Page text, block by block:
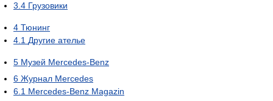
3.4 Грузовики
4 Тюнинг
4.1 Другие ателье
5 Музей Mercedes-Benz
6 Журнал Mercedes
6.1 Mercedes-Benz Magazin